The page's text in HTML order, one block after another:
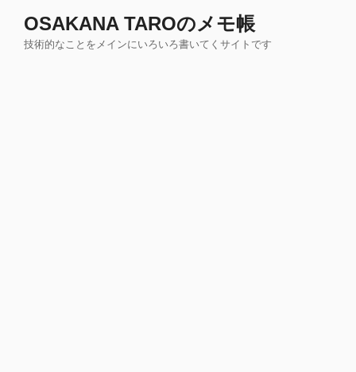
OSAKANA TAROのメモ帳
技術的なことをメインにいろいろ書いてくサイトです